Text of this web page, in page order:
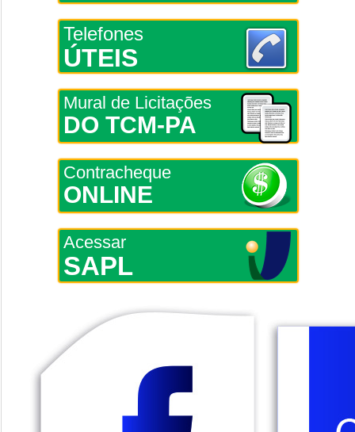
Telefones
ÚTEIS
Mural de Licitações
DO TCM-PA
Contracheque
ONLINE
Acessar
SAPL